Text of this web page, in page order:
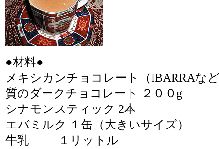
●材料●
メキシカンチョコレート（IBARRA
質のダークチョコレート ２００g
シナモンスティック 2本
エバミルク １缶（大きいサイズ）
牛乳 １リットル